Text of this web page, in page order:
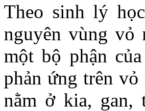
Theo sinh lý
nguyên vùng vỏ
một bộ phận
phản ứng trên vỏ
nằm ở kia, gan,